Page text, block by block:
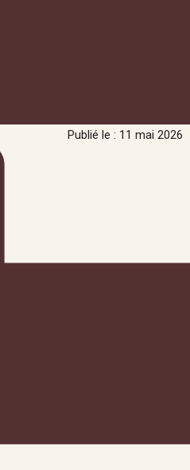
Publié le : 11 mai 2026